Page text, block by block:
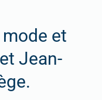
et
Jean-